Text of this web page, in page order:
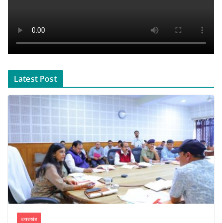
Latest Post
उत्तराखंड